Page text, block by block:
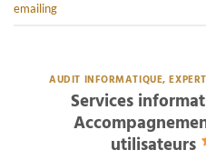
emailing
AUDIT INFORMATIQUE,
Services
utilisateurs